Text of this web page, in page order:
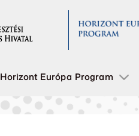
Horizont Európa Program